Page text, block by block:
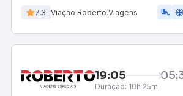
7,3 Viação Roberto Viagens airline_seat_legroom_extra ac_unit
19:05
Duração: 10h 25m